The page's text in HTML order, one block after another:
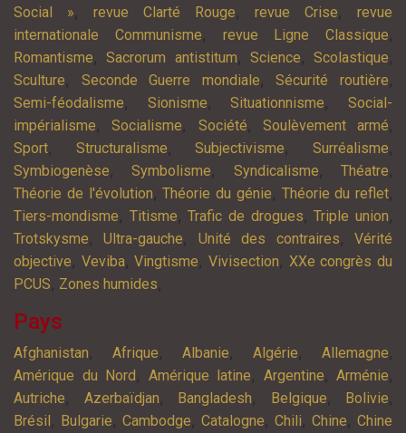
Social », revue Clarté Rouge, revue Crise, revue
internationale Communisme, revue Ligne Classique,
Romantisme,Sacrorum antistitum, Science, Scolastique,
Sculture, Seconde Guerre mondiale,Sécurité routière,
Semi-féodalisme, Sionisme,Situationnisme,Social-
impérialisme,Socialisme, Société, Soulèvement armé,
Sport, Structuralisme,Subjectivisme,Surréalisme,
Symbiogenèse,Symbolisme, Syndicalisme,Théatre,
Théorie de l'évolution,Théorie du génie, Théorie du reflet,
Tiers-mondisme, Titisme,Trafic de drogues,Triple union,
Trotskysme,Ultra-gauche, Unité des contraires,Vérité
objective, Veviba,Vingtisme,Vivisection, XXe congrès du
PCUS, Zones humides,
Pays
Afghanistan, Afrique, Albanie, Algérie, Allemagne,
Amérique du Nord , Amérique latine, Argentine, Arménie,
Autriche, Azerbaïdjan, Bangladesh, Belgique, Bolivie,
Brésil , Bulgarie, Cambodge, Catalogne, Chili, Chine, Chine